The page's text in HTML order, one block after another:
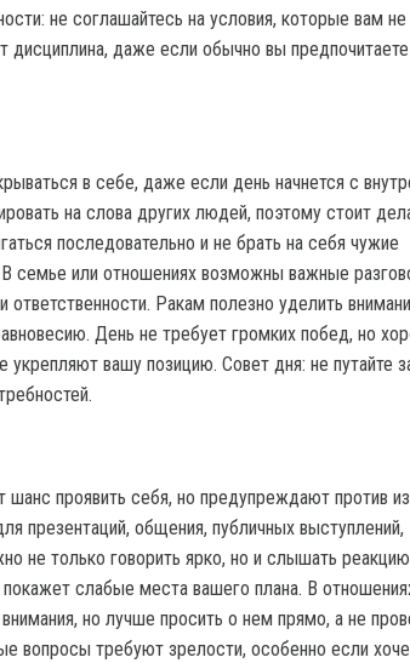
не соглашайтесь на условия, которые вам
дисциплина, даже если обычно вы предпочитаете
в себе, даже если день начнется с
на слова других людей, поэтому стоит
последовательно и не брать на себя чужие
В семье или отношениях возможны важные
Ракам полезно уделить
День не требует громких побед, но
укрепляют вашу позицию. Совет дня: не путайте
проявить себя, но предупреждают против
презентаций, общения, публичных выступлений,
не только говорить ярко, но и слышать реакцию
слабые места вашего плана. В
но лучше просить о нем прямо, а не
вопросы требуют зрелости, особенно если